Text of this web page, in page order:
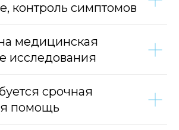
контроль симптомов
медицинская
исследования
срочная
помощь